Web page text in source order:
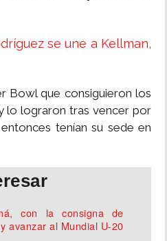
se une a Kellman,
Bowl que consiguieron los
lo lograron tras vencer por
tenían su sede en
con la consigna de
avanzar al Mundial U-20